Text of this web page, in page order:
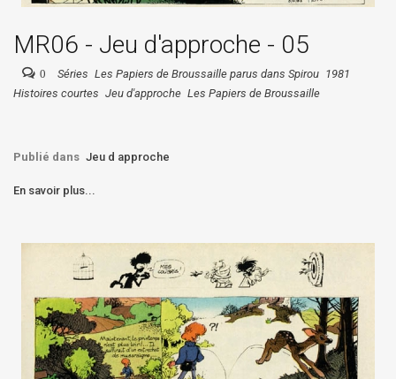
MR06 - Jeu d'approche - 05
0 Séries Les Papiers de Broussaille parus dans Spirou 1981
Histoires courtes Jeu d'approche Les Papiers de Broussaille
Publié dans Jeu d approche
En savoir plus...